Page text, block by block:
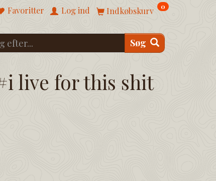
Indkøbskurv 0
Favoritter Log ind
Søg
live for this shit